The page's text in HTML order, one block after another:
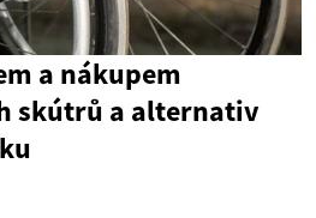
a nákupem
skútrů a alternativ